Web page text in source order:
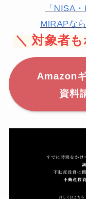
「NISA
MIRAPな
＼ 対象者
Amazon
資料